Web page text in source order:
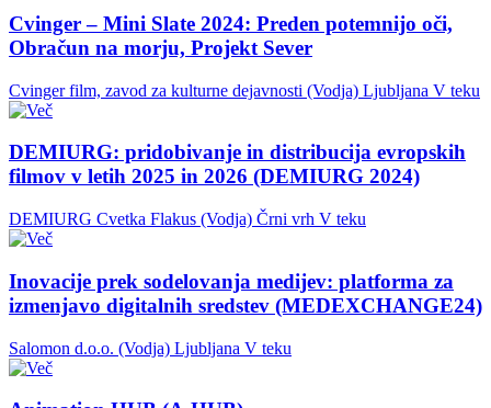
Cvinger – Mini Slate 2024: Preden potemnijo oči,
Obračun na morju, Projekt Sever
Cvinger film, zavod za kulturne dejavnosti (Vodja) Ljubljana V teku
DEMIURG: pridobivanje in distribucija evropskih
filmov v letih 2025 in 2026 (DEMIURG 2024)
DEMIURG Cvetka Flakus (Vodja) Črni vrh V teku
Inovacije prek sodelovanja medijev: platforma za
izmenjavo digitalnih sredstev (MEDEXCHANGE24)
Salomon d.o.o. (Vodja) Ljubljana V teku